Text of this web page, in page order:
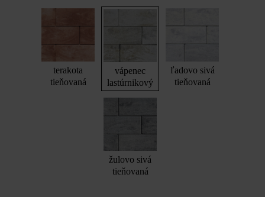
terakota
tieňovaná
vápenec
lastúrnikový
ľadovo sivá
tieňovaná
žulovo sivá
tieňovaná